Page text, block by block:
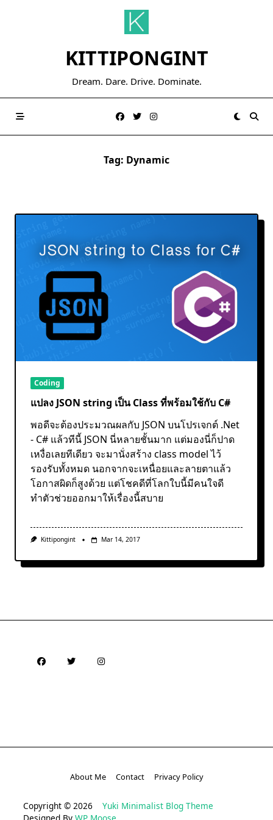
KITTIPONGINT
Dream. Dare. Drive. Dominate.
Tag: Dynamic
Coding
แปลง JSON string เป็น Class ที่พร้อมใช้กับ C#
พอดีจะต้องประมวณผลกับ JSON บนโปรเจกต์ .Net
- C# แล้วทีนี้ JSON นี่หลายชั้นมาก แต่มองนี่ก็ปาด
เหงื่อเลยทีเดียว จะมานั่งสร้าง class model ไว้
รองรับทั้งหมด นอกจากจะเหนื่อยและลายตาแล้ว
โอกาสผิดก็สูงด้วย แต่โชคดีที่โลกใบนี้มีคนใจดี
ทำตัวช่วยออกมาให้เรื่องนี้สบาย
Kittipongint Mar 14, 2017
About Me Contact Privacy Policy
Copyright © 2026 Yuki Minimalist Blog Theme
Designed By WP Moose